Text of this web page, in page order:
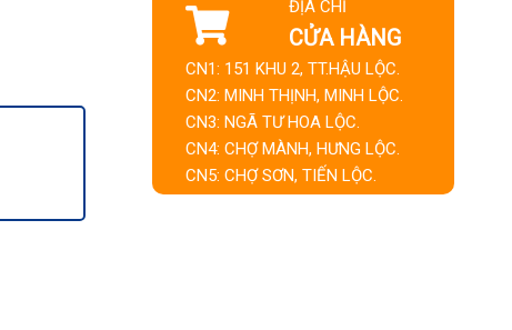
ĐỊA CHỈ
CỬA HÀNG
CN1: 151 KHU 2, TT.HẬU LỘC.
CN2: MINH THỊNH, MINH LỘC.
CN3: NGÃ TƯ HOA LỘC.
CN4: CHỢ MÀNH, HƯNG LỘC.
CN5: CHỢ SƠN, TIẾN LỘC.